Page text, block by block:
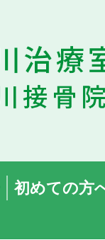
初めての方